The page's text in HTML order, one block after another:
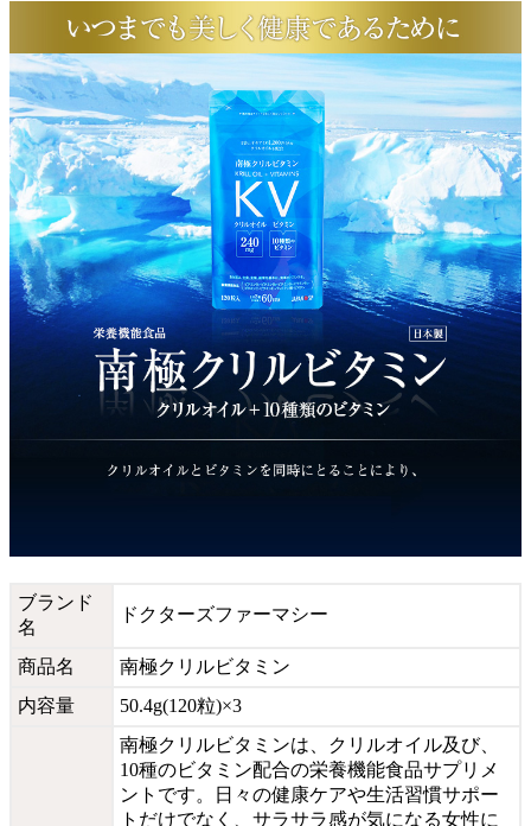
ブランド
名
ドクターズファーマシー
商品名
南極クリルビタミン
内容量
50.4g(120粒)×3
南極クリルビタミンは、クリルオイル及び、
10種のビタミン配合の栄養機能食品サプリメ
ントです。日々の健康ケアや生活習慣サポー
トだけでなく、サラサラ感が気になる女性に